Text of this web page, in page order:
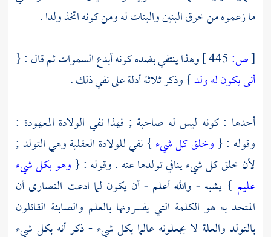
ما زعموه من خرق البنين والبنات له ومن كونه اتخذ ولدا .
[ص:
وهذا ينتفي بضده كونه أبدع السموات ثم قال : {
أنى يكون له ولد} وذكر ثلاثة أدلة على نفي ذلك .
أحدها : كونه ليس له صاحبة ; فهذا نفي الولادة المعهودة :
وقوله : { وخلق كل شيء } نفي للولادة العقلية وهي التولد ;
لأن خلق كل شيء ينافي تولدها عنه . وقوله : { وهو بكل شيء
عليم } يشبه - والله أعلم - أن يكون لما ادعت النصارى أن
المتحد به هو الكلمة التي يفسرونها بالعلم والصابئة القائلون
بالتولد والعلة لا يجعلونه عالما بكل شيء - ذكر أنه بكل شيء